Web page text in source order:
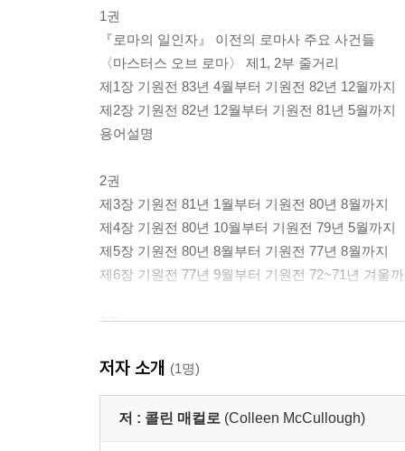
1권
『로마의 일인자』 이전의 로마사 주요 사건들
〈마스터스 오브 로마〉 제1, 2부 줄거리
제1장 기원전 83년 4월부터 기원전 82년 12월까지
제2장 기원전 82년 12월부터 기원전 81년 5월까지
용어설명
2권
제3장 기원전 81년 1월부터 기원전 80년 8월까지
제4장 기원전 80년 10월부터 기원전 79년 5월까지
제5장 기원전 80년 8월부터 기원전 77년 8월까지
제6장 기원전 77년 9월부터 기원전 72~71년 겨울
3권
제8장 기원전 71년 5월부터 기원전 69년 3월까지
작가의 말
역자 후기
저자 소개 (1명)
저 : 콜린 매컬로 (Colleen McCullough)